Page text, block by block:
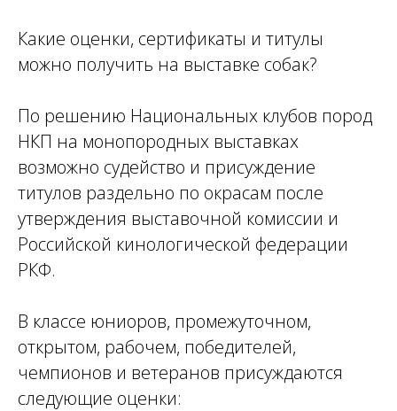
Какие оценки, сертификаты и титулы
можно получить на выставке собак?
По решению Национальных клубов пород
НКП на монопородных выставках
возможно судейство и присуждение
титулов раздельно по окрасам после
утверждения выставочной комиссии и
Российской кинологической федерации
РКФ.
В классе юниоров, промежуточном,
открытом, рабочем, победителей,
чемпионов и ветеранов присуждаются
следующие оценки: